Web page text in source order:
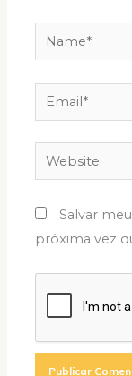
Name*
Email*
Website
Salvar
próxima vez